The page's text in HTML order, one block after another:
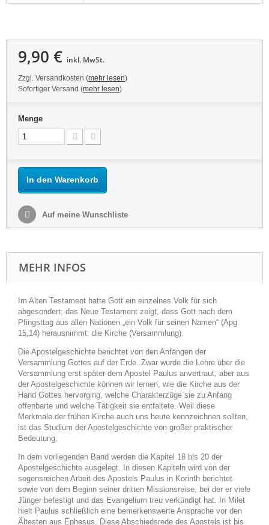
9,90 € inkl. MwSt.
Zzgl. Versandkosten (mehr lesen)
Sofortiger Versand (mehr lesen)
Menge
In den Warenkorb
Auf meine Wunschliste
MEHR INFOS
Im Alten Testament hatte Gott ein einzelnes Volk für sich
abgesondert; das Neue Testament zeigt, dass Gott nach dem
Pfingsttag aus allen Nationen „ein Volk für seinen Namen“ (Apg
15,14) herausnimmt: die Kirche (Versammlung).
Die Apostelgeschichte berichtet von den Anfängen der
Versammlung Gottes auf der Erde. Zwar wurde die Lehre über die
Versammlung erst später dem Apostel Paulus anvertraut, aber aus
der Apostelgeschichte können wir lernen, wie die Kirche aus der
Hand Gottes hervorging, welche Charakterzüge sie zu Anfang
offenbarte und welche Tätigkeit sie entfaltete. Weil diese
Merkmale der frühen Kirche auch uns heute kennzeichnen sollten,
ist das Studium der Apostelgeschichte von großer praktischer
Bedeutung.
In dem vorliegenden Band werden die Kapitel 18 bis 20 der
Apostelgeschichte ausgelegt. In diesen Kapiteln wird von der
segensreichen Arbeit des Apostels Paulus in Korinth berichtet
sowie von dem Beginn seiner dritten Missionsreise, bei der er viele
Jünger befestigt und das Evangelium treu verkündigt hat. In Milet
hielt Paulus schließlich eine bemerkenswerte Ansprache vor den
Ältesten aus Ephesus. Diese Abschiedsrede des Apostels ist bis